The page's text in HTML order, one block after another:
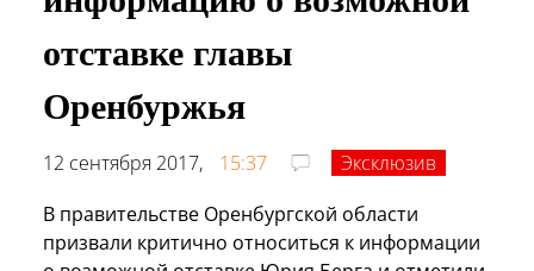
отставке главы
Оренбуржья
12 сентября 2017, 15:37
Эксклюзив
В правительстве Оренбургской области
призвали критично относиться к информации